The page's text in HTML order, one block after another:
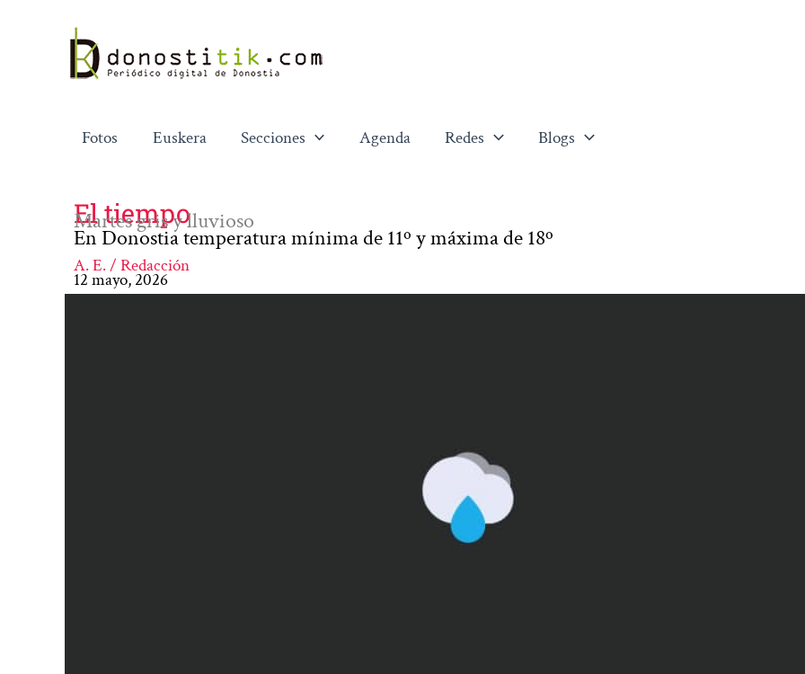
contenido
Fotos Euskera Secciones Agenda Redes Blogs
El tiempo
Martes gris y lluvioso
En Donostia temperatura mínima de 11º y máxima de 18º
A. E. / Redacción
12 mayo, 2026